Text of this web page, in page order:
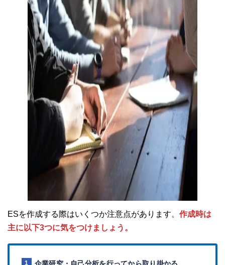
ESを作成する際はいくつか注意点があります。 作成時は
主に以下3つに気をつけましょう。